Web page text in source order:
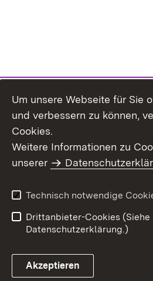
Benutzungshinweise
Um unsere Webseite für Sie
und verbessern zu können,
Cookies.
Weitere Informationen zu
unserer
Technisch notwendige
Drittanbieter-Cookies (Siehe
Datenschutzerklärung.)
Akzeptieren